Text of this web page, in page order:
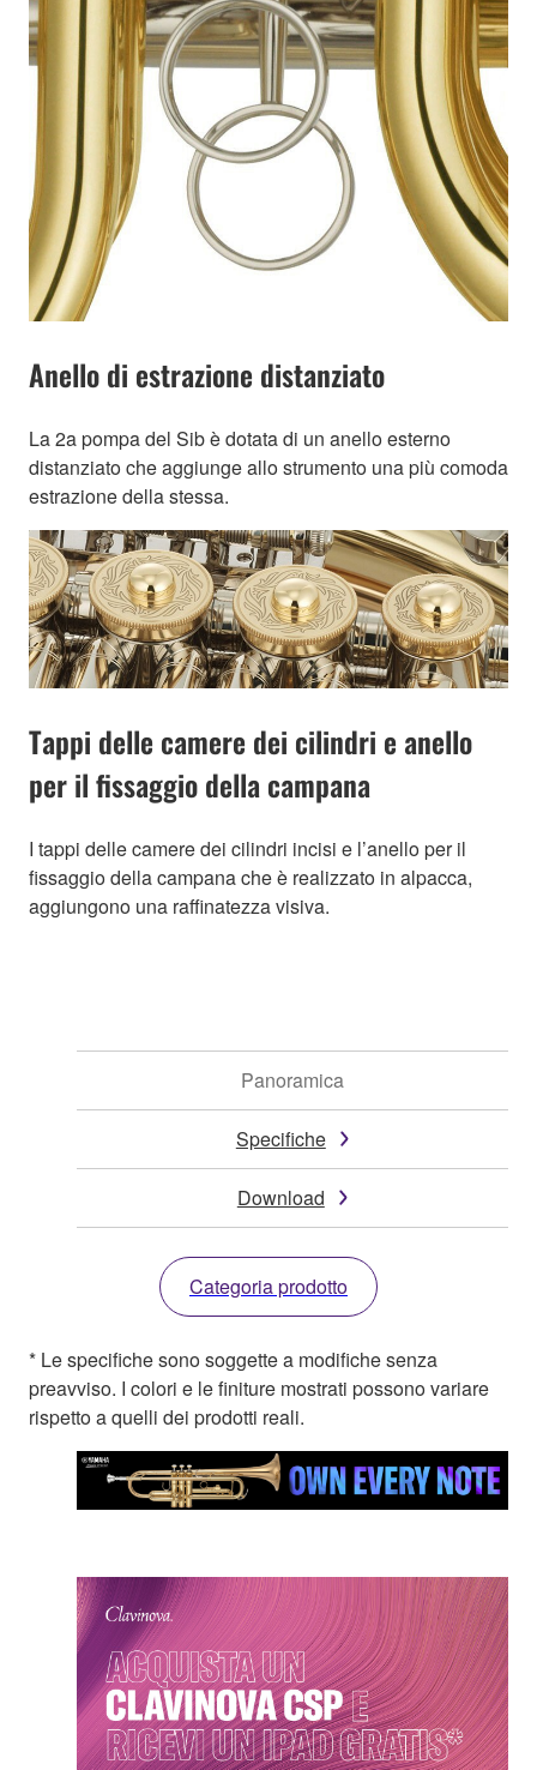
Anello di estrazione distanziato
La 2a pompa del Sib è dotata di un anello esterno
distanziato che aggiunge allo strumento una più comoda
estrazione della stessa.
Tappi delle camere dei cilindri e anello
per il fissaggio della campana
I tappi delle camere dei cilindri incisi e l’anello per il
fissaggio della campana che è realizzato in alpacca,
aggiungono una raffinatezza visiva.
Panoramica
Specifiche
Download
Categoria prodotto
* Le specifiche sono soggette a modifiche senza
preavviso. I colori e le finiture mostrati possono variare
rispetto a quelli dei prodotti reali.